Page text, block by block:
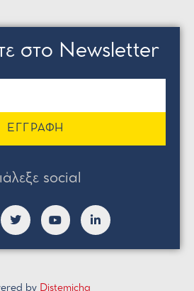
στο Newsletter
ΕΓΓΡΑΦΗ
social
by Distemicha